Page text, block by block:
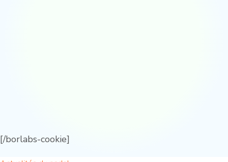
[/borlabs-cookie]